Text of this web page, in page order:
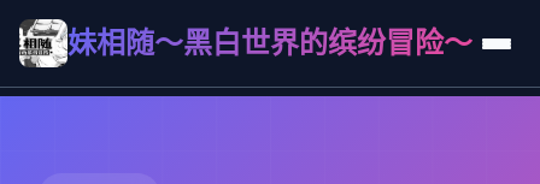
妹相随～黑白世界的缤纷冒险～